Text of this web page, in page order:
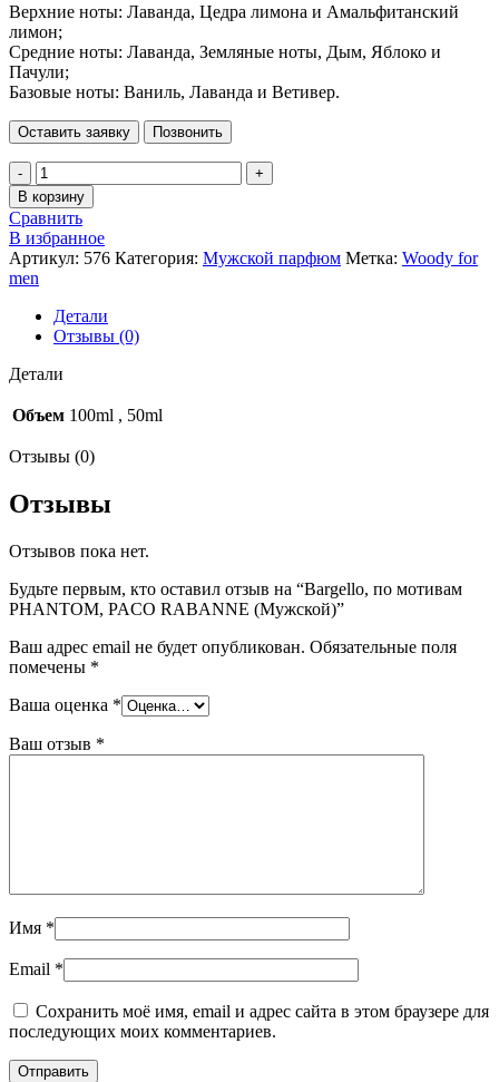
Верхние ноты: Лаванда, Цедра лимона и Амальфитанский
лимон;
Средние ноты: Лаванда, Земляные ноты, Дым, Яблоко и
Пачули;
Базовые ноты: Ваниль, Лаванда и Ветивер.
Оставить заявку Позвонить
Количество
товара
Bargello,
по
мотивам
PHANTOM,
PACO
RABANNE
(Мужской)
В корзину
Сравнить
В избранное
Артикул: 576 Категория: Мужской парфюм Метка: Woody for
men
Детали
Отзывы (0)
Детали
Объем 100ml , 50ml
Отзывы (0)
Отзывы
Отзывов пока нет.
Будьте первым, кто оставил отзыв на “Bargello, по мотивам
PHANTOM, PACO RABANNE (Мужской)”
Ваш адрес email не будет опубликован. Обязательные поля
помечены *
Ваша оценка *
Ваш отзыв *
Имя *
Email *
Сохранить моё имя, email и адрес сайта в этом браузере для
последующих моих комментариев.